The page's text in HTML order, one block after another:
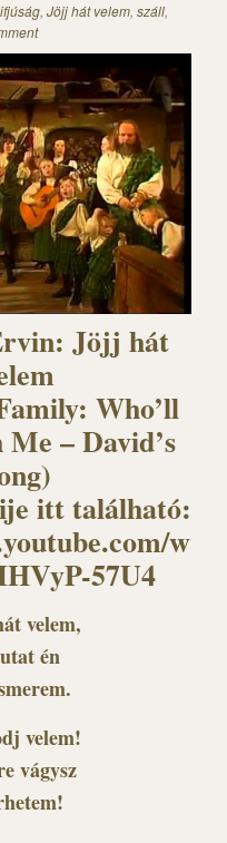
ifjúság, Jöjj hát velem, száll,
Jöjj hát
Who’ll
– David’s
itt található:
w
57U4
velem,
én
velem!
vágysz